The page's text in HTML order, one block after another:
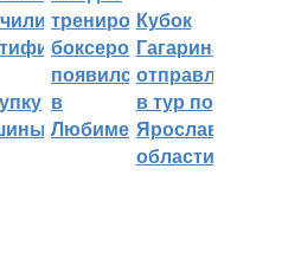
тренировок
боксеров
появился
в
Любиме
Кубок
Гагарина
отправляется
в тур по
Ярославской
области